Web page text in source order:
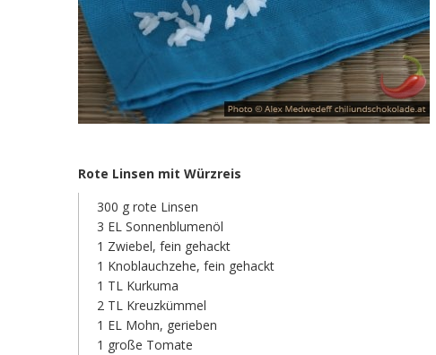
Rote Linsen mit Würzreis
300 g rote Linsen
3 EL Sonnenblumenöl
1 Zwiebel, fein gehackt
1 Knoblauchzehe, fein gehackt
1 TL Kurkuma
2 TL Kreuzkümmel
1 EL Mohn, gerieben
1 große Tomate